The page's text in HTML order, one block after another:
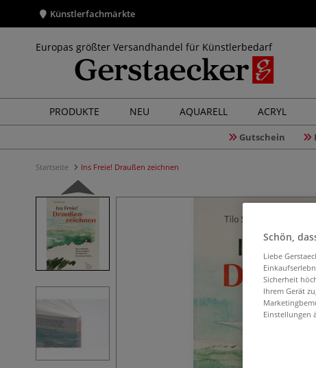
Künstlerfachmärkte
Europas größter Versandhandel für Künstlerbedarf
PRODUKTE NEU AQUARELL ACRYL
Gutschein
Startseite Ins Freie! Draußen zeichnen
Schön,
Liebe
Sicherheit
Ihrem Gerät
Einstellungen